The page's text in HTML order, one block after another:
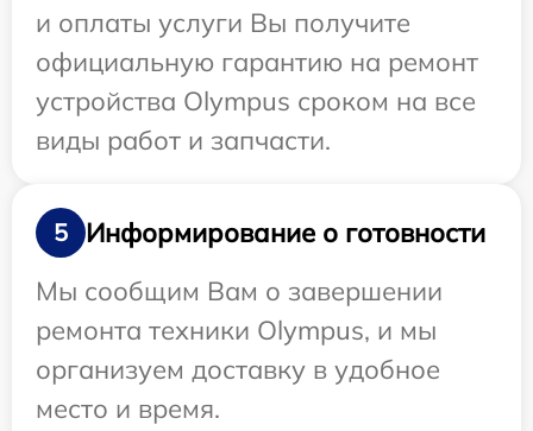
и оплаты услуги Вы получите
официальную гарантию на ремонт
устройства Olympus сроком на все
виды работ и запчасти.
5
Информирование о готовности
Мы сообщим Вам о завершении
ремонта техники Olympus, и мы
организуем доставку в удобное
место и время.